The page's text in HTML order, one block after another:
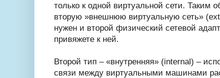
только к одной виртуальной сети. Таким
вторую »внешнюю виртуальную сеть»
нужен и второй физический сетевой
привяжете к ней.
Второй тип – «внутренняя» (internal) –
связи между виртуальными машинами